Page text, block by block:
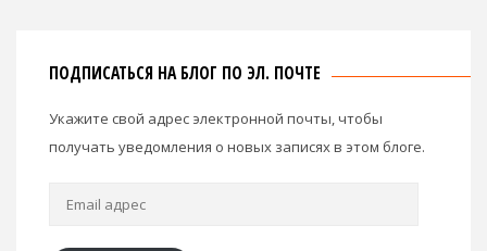
ПОДПИСАТЬСЯ НА БЛОГ ПО ЭЛ. ПОЧТЕ
Укажите свой адрес электронной почты, чтобы
получать уведомления о новых записях в этом блоге.
Email